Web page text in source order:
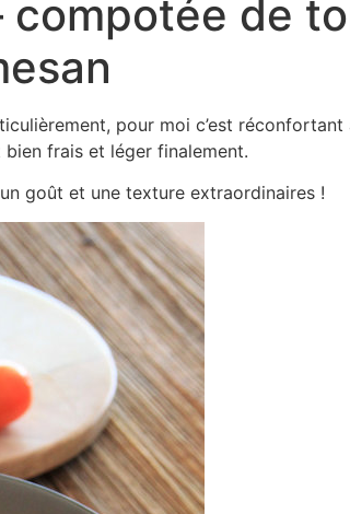
compotée de
pour moi c’est
frais et léger finalement.
goût et une texture extraordinaires !